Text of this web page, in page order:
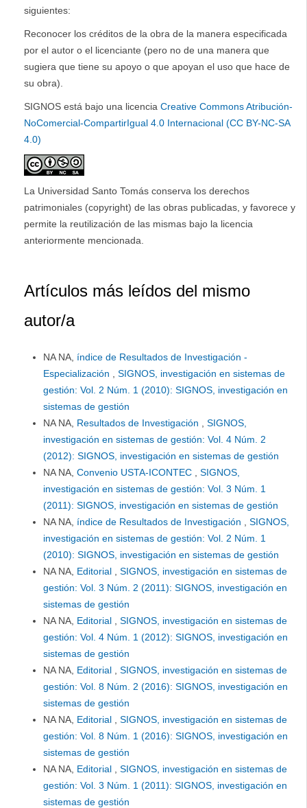
siguientes:
Reconocer los créditos de la obra de la manera especificada
por el autor o el licenciante (pero no de una manera que
sugiera que tiene su apoyo o que apoyan el uso que hace de
su obra).
SIGNOS está bajo una licencia Creative Commons Atribución-
NoComercial-CompartirIgual 4.0 Internacional (CC BY-NC-SA
4.0)
La Universidad Santo Tomás conserva los derechos
patrimoniales (copyright) de las obras publicadas, y favorece y
permite la reutilización de las mismas bajo la licencia
anteriormente mencionada.
Artículos más leídos del mismo
autor/a
NA NA, índice de Resultados de Investigación -
Especialización
SIGNOS, investigación en sistemas de
gestión: Vol. 2 Núm. 1 (2010): SIGNOS, investigación en
sistemas de gestión
NA NA, Resultados de Investigación
SIGNOS,
investigación en sistemas de gestión: Vol. 4 Núm. 2
(2012): SIGNOS, investigación en sistemas de gestión
NA NA, Convenio USTA-ICONTEC
SIGNOS,
investigación en sistemas de gestión: Vol. 3 Núm. 1
(2011): SIGNOS, investigación en sistemas de gestión
NA NA, índice de Resultados de Investigación
SIGNOS,
investigación en sistemas de gestión: Vol. 2 Núm. 1
(2010): SIGNOS, investigación en sistemas de gestión
NA NA, Editorial
SIGNOS, investigación en sistemas de
gestión: Vol. 3 Núm. 2 (2011): SIGNOS, investigación en
sistemas de gestión
NA NA, Editorial
SIGNOS, investigación en sistemas de
gestión: Vol. 4 Núm. 1 (2012): SIGNOS, investigación en
sistemas de gestión
NA NA, Editorial
SIGNOS, investigación en sistemas de
gestión: Vol. 8 Núm. 2 (2016): SIGNOS, investigación en
sistemas de gestión
NA NA, Editorial
SIGNOS, investigación en sistemas de
gestión: Vol. 8 Núm. 1 (2016): SIGNOS, investigación en
sistemas de gestión
NA NA, Editorial
SIGNOS, investigación en sistemas de
gestión: Vol. 3 Núm. 1 (2011): SIGNOS, investigación en
sistemas de gestión